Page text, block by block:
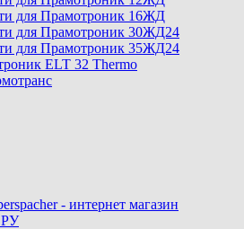
для Прамотроник 16ЖД
для Прамотроник 30ЖД24
для Прамотроник 35ЖД24
ELT 32 Thermo
- интернет магазин
РУ